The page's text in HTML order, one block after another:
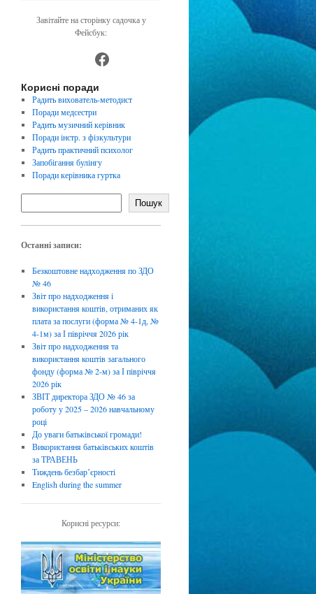
Завітайте на сторінку садочка у
Фейсбук:
https://www.facebook.com/
Корисні поради
Радить вихователь-методист
Поради медсестри
Радить музичний керівник
Поради інстр. з фізкультури
Радить практичний психолог
Запобігання булінгу
Поради керівника гуртка
Пошук
Останні записи:
Безкоштовне надходження по ЗДО
№ 46
Звіт про надходження і
використання коштів, отриманих як
плата за послуги (форма № 4-1д, №
4-1м) за І півріччя 2026 рік
Звіт про надходження та
використання коштів загального
фонду (форма № 2-м) за І півріччя
2026 рік
ЗВІТ директора ЗДО № 46 за
роботу у 2025 – 2026 навчальному
році
До уваги батьківської громади!
Використання батьківських коштів
за ТРАВЕНЬ
Тиждень безбарʼєрності
English during the summer
Корисні ресурси: